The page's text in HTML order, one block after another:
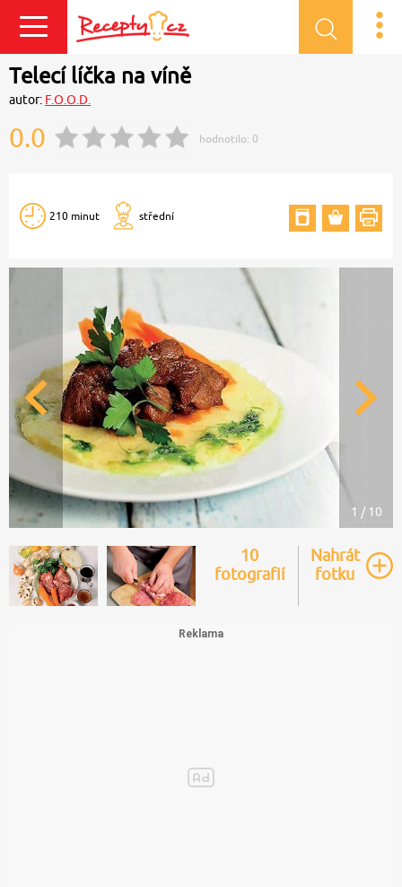
Přihlásit se
Telecí líčka na víně
autor: F.O.O.D.
0.0 hodnotilo: 0
210 minut střední
1 / 10
10
fotografií
Nahrát
fotku